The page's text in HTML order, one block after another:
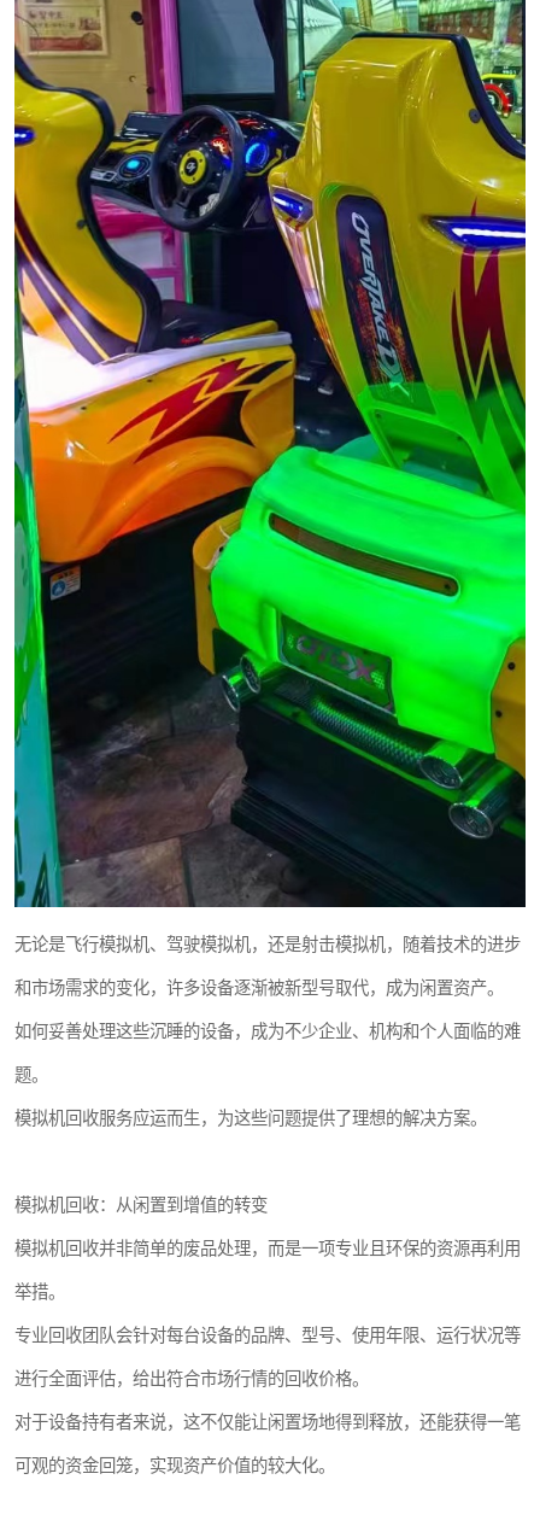
无论是飞行模拟机、驾驶模拟机，还是射击模拟机，随着技术的进步
和市场需求的变化，许多设备逐渐被新型号取代，成为闲置资产。
如何妥善处理这些沉睡的设备，成为不少企业、机构和个人面临的难
题。
模拟机回收服务应运而生，为这些问题提供了理想的解决方案。
模拟机回收：从闲置到增值的转变
模拟机回收并非简单的废品处理，而是一项专业且环保的资源再利用
举措。
专业回收团队会针对每台设备的品牌、型号、使用年限、运行状况等
进行全面评估，给出符合市场行情的回收价格。
对于设备持有者来说，这不仅能让闲置场地得到释放，还能获得一笔
可观的资金回笼，实现资产价值的较大化。